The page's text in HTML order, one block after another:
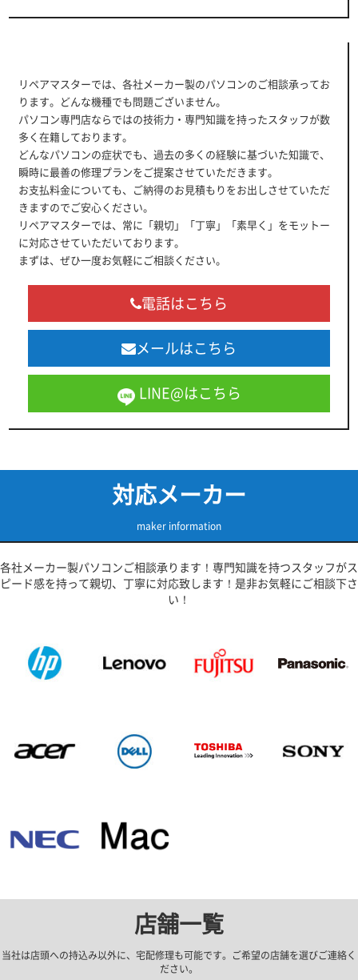
リペアマスターでは、各社メーカー製のパソコンのご相談承ってお
ります。どんな機種でも問題ございません。
パソコン専門店ならではの技術力・専門知識を持ったスタッフが数
多く在籍しております。
どんなパソコンの症状でも、過去の多くの経験に基づいた知識で、
瞬時に最善の修理プランをご提案させていただきます。
お支払料金についても、ご納得のお見積もりをお出しさせていただ
きますのでご安心ください。
リペアマスターでは、常に「親切」「丁寧」「素早く」をモットー
に対応させていただいております。
まずは、ぜひ一度お気軽にご相談ください。
電話はこちら
メールはこちら
LINE@はこちら
対応メーカー
maker information
各社メーカー製パソコンご相談承ります！専門知識を持つスタッフがス
ピード感を持って親切、丁寧に対応致します！是非お気軽にご相談下さ
い！
店舗一覧
当社は店頭への持込み以外に、宅配修理も可能です。ご希望の店舗を選びご連絡く
ださい。